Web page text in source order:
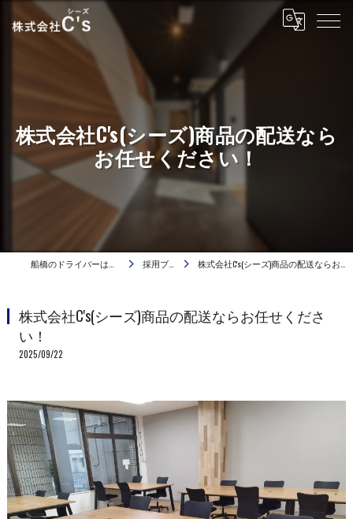
株式会社C's(シーズ)商品の配送なら
お任せください！
採用ブログ 株式会社C's(シーズ)商品の配送ならお任せください！
株式会社C's(シーズ)商品の配送ならお任せくださ
い！
2025/09/22